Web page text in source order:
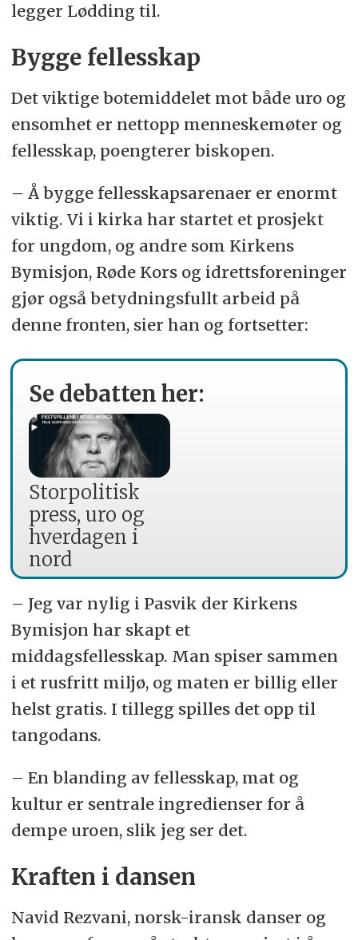
legger Lødding til.
Bygge fellesskap
Det viktige botemiddelet mot både uro og
ensomhet er nettopp menneskemøter og
fellesskap, poengterer biskopen.
– Å bygge fellesskapsarenaer er enormt
viktig. Vi i kirka har startet et prosjekt
for ungdom, og andre som Kirkens
Bymisjon, Røde Kors og idrettsforeninger
gjør også betydningsfullt arbeid på
denne fronten, sier han og fortsetter:
Se debatten her:
Storpolitisk
press, uro og
hverdagen i
nord
– Jeg var nylig i Pasvik der Kirkens
Bymisjon har skapt et
middagsfellesskap. Man spiser sammen
i et rusfritt miljø, og maten er billig eller
helst gratis. I tillegg spilles det opp til
tangodans.
– En blanding av fellesskap, mat og
kultur er sentrale ingredienser for å
dempe uroen, slik jeg ser det.
Kraften i dansen
Navid Rezvani, norsk-iransk danser og